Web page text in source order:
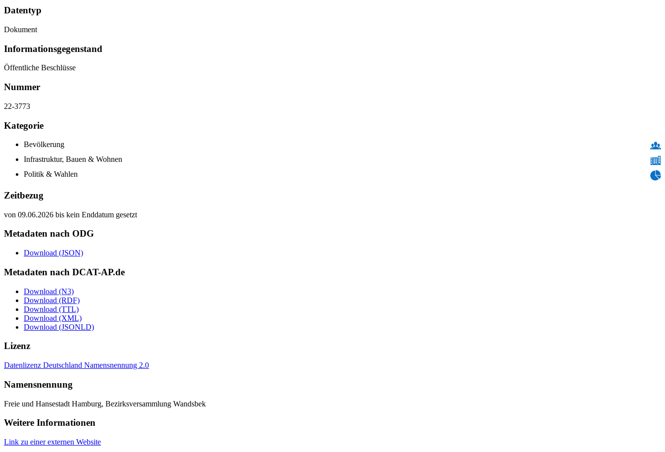
Datentyp
Dokument
Informations­gegenstand
Öffentliche Beschlüsse
Nummer
22-3773
Kategorie
Bevölkerung
Infrastruktur, Bauen & Wohnen
Politik & Wahlen
Zeitbezug
von 09.06.2026 bis kein Enddatum gesetzt
Metadaten nach ODG
Download (JSON)
Metadaten nach DCAT-AP.de
Download (N3)
Download (RDF)
Download (TTL)
Download (XML)
Download (JSONLD)
Lizenz
Datenlizenz Deutschland Namensnennung 2.0
Namensnennung
Freie und Hansestadt Hamburg, Bezirksversammlung Wandsbek
Weitere Informationen
Link zu einer externen Website